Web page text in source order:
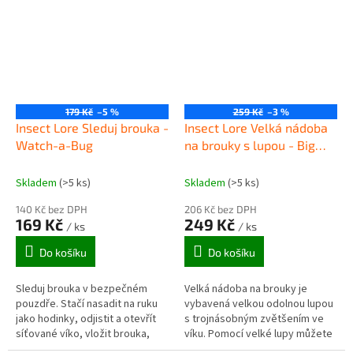
179 Kč –5 %
Insect Lore Sleduj brouka -
Watch-a-Bug
Skladem (>5 ks)
140 Kč bez DPH
169 Kč / ks
Do košíku
Sleduj brouka v bezpečném
pouzdře. Stačí nasadit na ruku
jako hodinky, odjistit a otevřít
síťované víko, vložit brouka,
kterého chcete sledovat a
259 Kč –3 %
Insect Lore Velká nádoba
na brouky s lupou - Big
Skladem (>5 ks)
206 Kč bez DPH
249 Kč / ks
Do košíku
Velká nádoba na brouky je
vybavená velkou odolnou lupou
s trojnásobným zvětšením ve
víku. Pomocí velké lupy můžete
sledovat a studovat brouky,